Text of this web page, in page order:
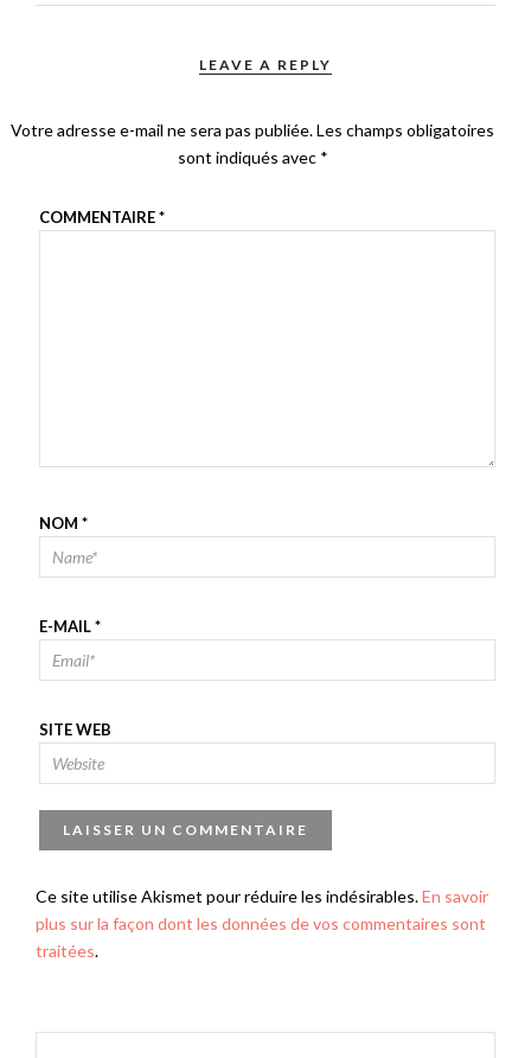
LEAVE A REPLY
Votre adresse e-mail ne sera pas publiée.Les champs obligatoires
sont indiqués avec *
COMMENTAIRE*
NOM *
E-MAIL*
SITE WEB
Ce site utilise Akismet pour réduire les indésirables.En savoir
plus sur la façon dont les données de vos commentaires sont
traitées.